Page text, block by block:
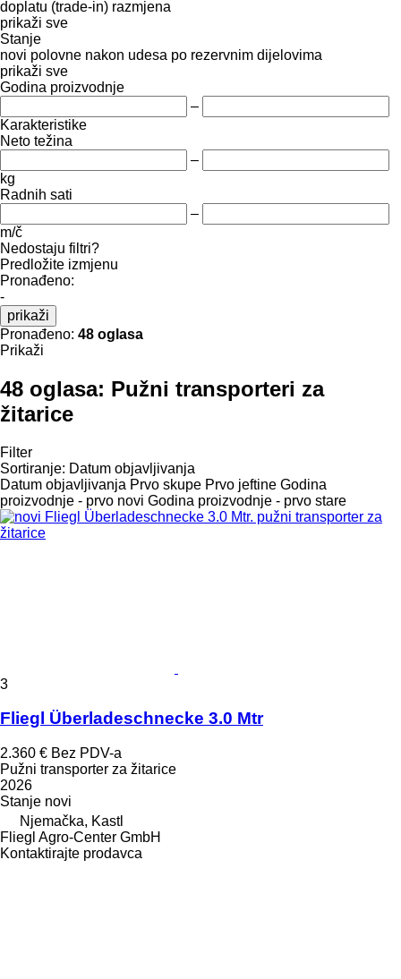
doplatu (trade-in) razmjena
prikaži sve
Stanje
novi polovne nakon udesa po rezervnim dijelovima
prikaži sve
Godina proizvodnje
–
Karakteristike
Neto težina
–
kg
Radnih sati
–
m/č
Nedostaju filtri?
Predložite izmjenu
Pronađeno:
-
prikaži
Pronađeno: 48 oglasa
Prikaži
48 oglasa: Pužni transporteri za
žitarice
Filter
Sortiranje: Datum objavljivanja
Datum objavljivanja Prvo skupe Prvo jeftine Godina
proizvodnje - prvo novi Godina proizvodnje - prvo stare
3
Fliegl Überladeschnecke 3.0 Mtr
2.360 € Bez PDV-a
Pužni transporter za žitarice
2026
Stanje novi
Njemačka, Kastl
Fliegl Agro-Center GmbH
Kontaktirajte prodavca